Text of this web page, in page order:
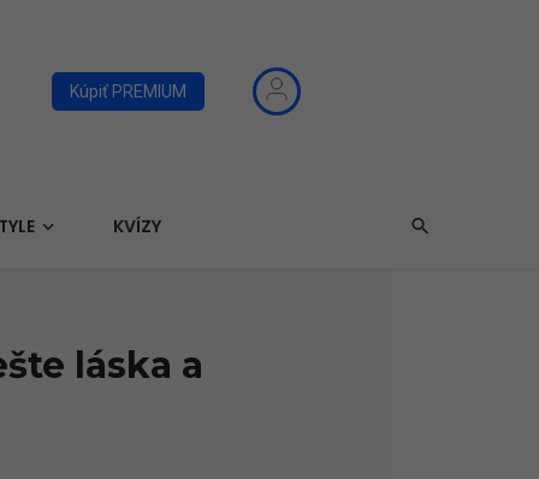
Kúpiť PREMIUM
KVÍZY
láska a